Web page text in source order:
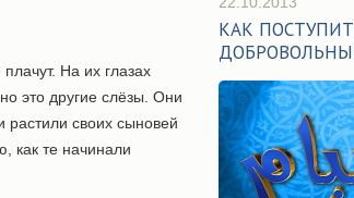
На их глазах
это другие слёзы. Они
растили своих сыновей
как те начинали
КАК